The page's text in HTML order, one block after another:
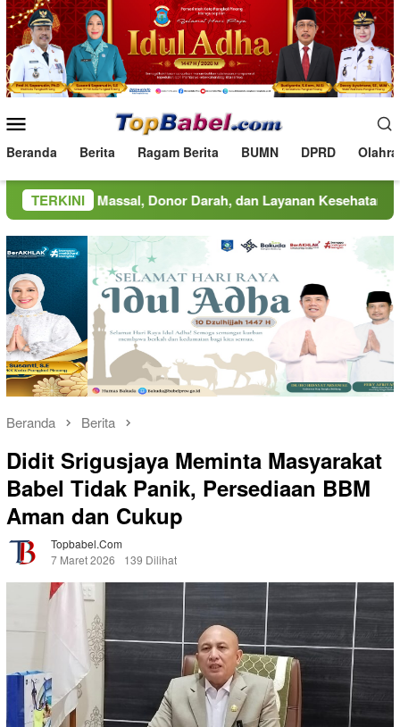
Loncat
ke
konten
Mobile
Beranda Berita Ragam Berita BUMN DPRD
TERKINI
Donor Darah, dan Layanan Kesehatan Gratis
Beranda Berita
Didit Srigusjaya Meminta Masyarakat
Babel Tidak Panik, Persediaan BBM
Aman dan Cukup
Topbabel.com
7 Maret 2026
139 Dilihat